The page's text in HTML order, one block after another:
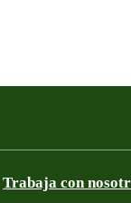
Trabaja con